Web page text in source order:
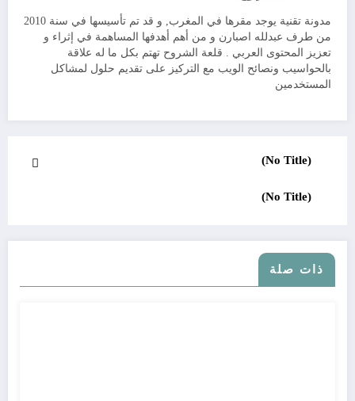
مدونة تقنية يوجد مقرها في المغرب, و قد تم تأسيسها في سنة 2010
من طرف عبدلله اصبارن و من أهم أهدفها المساهمة في إثراء و
تعزيز المحتوى العربي . قلعة الشروح تهتم بكل ما له علاقة
بالحواسيب ونصائح الويب مع التركيز على تقديم حلول لمشاكل
المستخدمين
(No Title)
(No Title)
ذات صلة